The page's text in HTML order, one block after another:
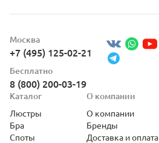
Москва
+7 (495) 125-02-21
Бесплатно
8 (800) 200-03-19
Каталог
Люстры
Бра
Споты
О компании
О компании
Бренды
Доставка и оплата